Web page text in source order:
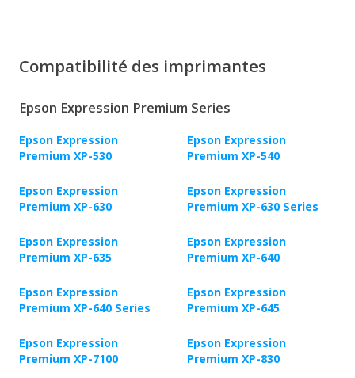
Compatibilité des imprimantes
Epson Expression Premium Series
Epson Expression
Premium XP-530
Epson Expression
Premium XP-540
Epson Expression
Premium XP-630
Epson Expression
Premium XP-630 Series
Epson Expression
Premium XP-635
Epson Expression
Premium XP-640
Epson Expression
Premium XP-640 Series
Epson Expression
Premium XP-645
Epson Expression
Premium XP-7100
Epson Expression
Premium XP-830